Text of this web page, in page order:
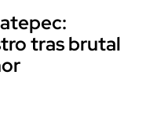
tras brutal